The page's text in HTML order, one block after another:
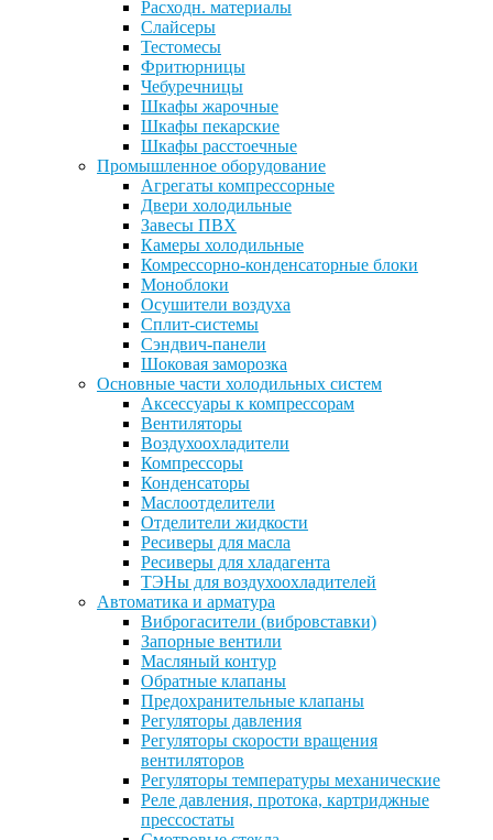
Расходн. материалы
Слайсеры
Тестомесы
Фритюрницы
Чебуречницы
Шкафы жарочные
Шкафы пекарские
Шкафы расстоечные
Промышленное оборудование
Агрегаты компрессорные
Двери холодильные
Завесы ПВХ
Камеры холодильные
Комрессорно-конденсаторные блоки
Моноблоки
Осушители воздуха
Сплит-системы
Сэндвич-панели
Шоковая заморозка
Основные части холодильных систем
Аксессуары к компрессорам
Вентиляторы
Воздухоохладители
Компрессоры
Конденсаторы
Маслоотделители
Отделители жидкости
Ресиверы для масла
Ресиверы для хладагента
ТЭНы для воздухоохладителей
Автоматика и арматура
Виброгасители (вибровставки)
Запорные вентили
Масляный контур
Обратные клапаны
Предохранительные клапаны
Регуляторы давления
Регуляторы скорости вращения
вентиляторов
Регуляторы температуры механические
Реле давления, протока, картриджные
прессостаты